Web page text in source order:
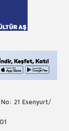
21 Esenyurt/